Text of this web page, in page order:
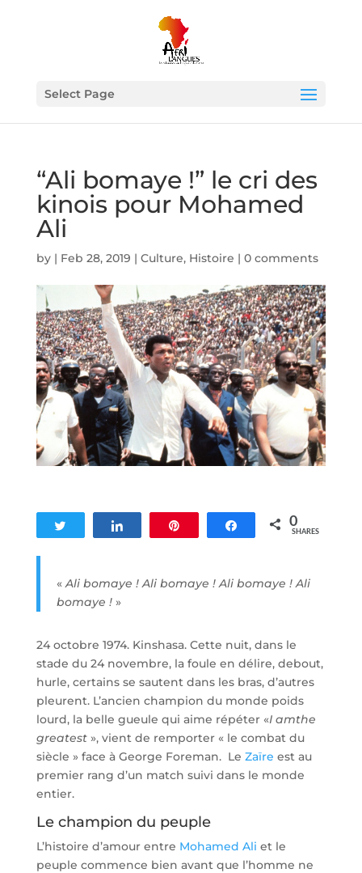
Select Page
“Ali bomaye !” le cri des
kinois pour Mohamed
Ali
by | Feb 28, 2019 | Culture, Histoire | 0 comments
Share 0
SHARES
«Ali bomaye ! Ali bomaye ! Ali bomaye ! Ali
bomaye !»
24 octobre 1974. Kinshasa. Cette nuit, dans le
stade du 24 novembre, la foule en délire, debout,
hurle, certains se sautent dans les bras, d’autres
pleurent. L’ancien champion du monde poids
lourd, la belle gueule qui aime répéter «I amthe
greatest», vient de remporter « le combat du
siècle » face à George Foreman. Le Zaïre est au
premier rang d’un match suivi dans le monde
entier.
Le champion du peuple
L’histoire d’amour entre Mohamed Ali et le
peuple commence bien avant que l’homme ne